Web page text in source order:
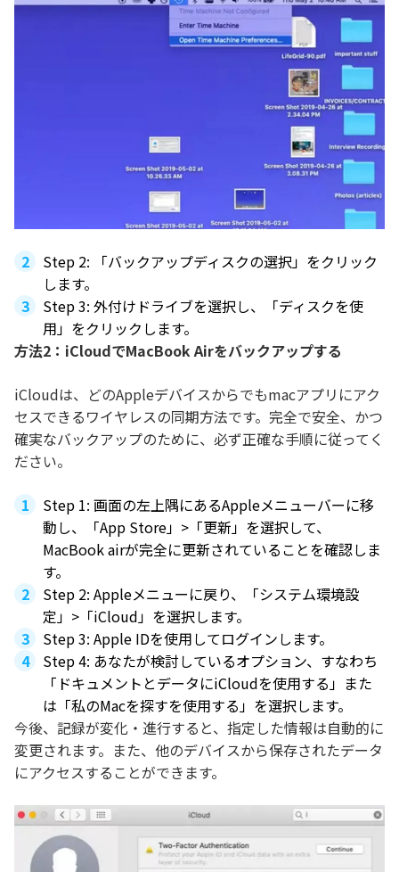
Step 2: 「バックアップディスクの選択」をクリック
します。
Step 3: 外付けドライブを選択し、「ディスクを使
用」をクリックします。
方法2：iCloudでMacBook Airをバックアップする
iCloudは、どのAppleデバイスからでもmacアプリにアク
セスできるワイヤレスの同期方法です。完全で安全、かつ
確実なバックアップのために、必ず正確な手順に従ってく
ださい。
Step 1: 画面の左上隅にあるAppleメニューバーに移
動し、「App Store」>「更新」を選択して、
MacBook airが完全に更新されていることを確認しま
す。
Step 2: Appleメニューに戻り、「システム環境設
定」>「iCloud」を選択します。
Step 3: Apple IDを使用してログインします。
Step 4: あなたが検討しているオプション、すなわち
「ドキュメントとデータにiCloudを使用する」また
は「私のMacを探すを使用する」を選択します。
今後、記録が変化・進行すると、指定した情報は自動的に
変更されます。また、他のデバイスから保存されたデータ
にアクセスすることができます。